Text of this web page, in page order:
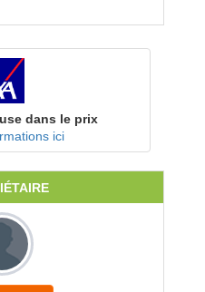
dans le prix
ici